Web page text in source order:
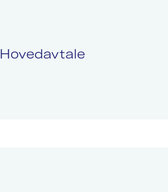
Hovedavtale